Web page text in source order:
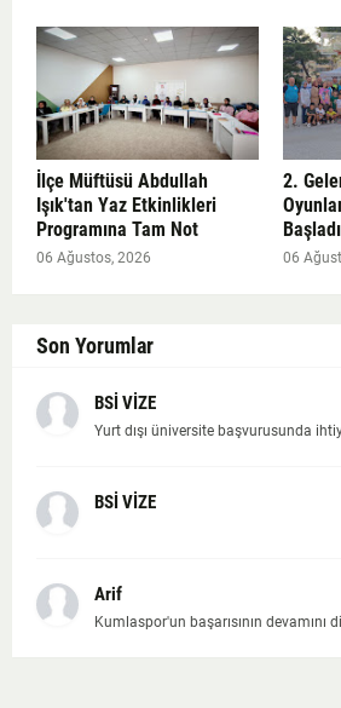
İlçe Müftüsü Abdullah
Işık'tan Yaz Etkinlikleri
Programına Tam Not
06 Ağustos, 2026
2.
Başladı
06
Son Yorumlar
BSİ VİZE
Yurt dışı üniversite başvurusunda
BSİ VİZE
Arif
Kumlaspor'un başarısının devamını